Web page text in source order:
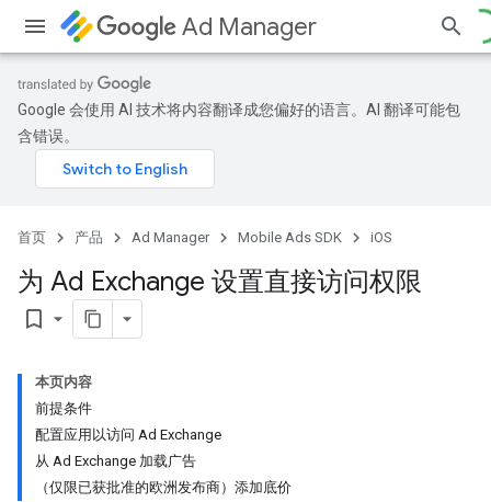
Ad Manager
Google 会使用 AI 技术将内容翻译成您偏好的语言。AI 翻译可能包
含错误。
首页 产品 Ad Manager Mobile Ads SDK iOS
为 Ad Exchange 设置直接访问权限
bookmark_border
本页内容
前提条件
配置应用以访问 Ad Exchange
从 Ad Exchange 加载广告
（仅限已获批准的欧洲发布商）添加底价